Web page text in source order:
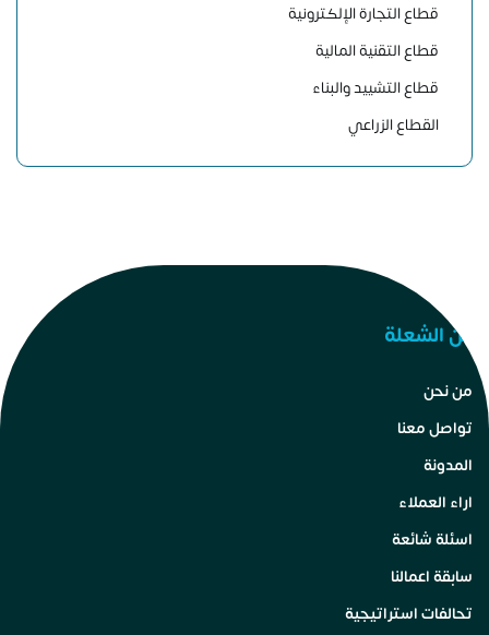
قطاع التجارة الإلكترونية
قطاع التقنية المالية
قطاع التشييد والبناء
القطاع الزراعي
عن الشعلة
من نحن
تواصل معنا
المدونة
اراء العملاء
اسئلة شائعة
سابقة اعمالنا
تحالفات استراتيجية